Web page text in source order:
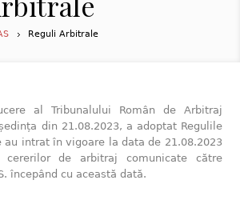
Reguli Arbitrale
al Tribunalului Român de Arbitraj
din 21.08.2023, a adoptat Regulile
au intrat în vigoare la data de 21.08.2023
de arbitraj comunicate către
începând cu această dată.